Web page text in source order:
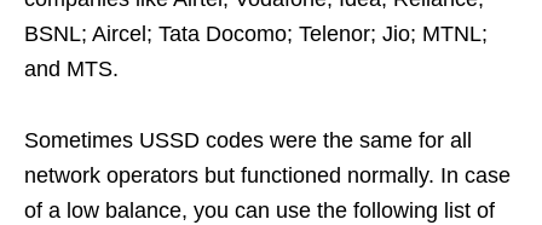
BSNL; Aircel; Tata Docomo; Telenor; Jio; MTNL;
and MTS.
Sometimes USSD codes were the same for all
network operators but functioned normally. In case
of a low balance, you can use the following list of